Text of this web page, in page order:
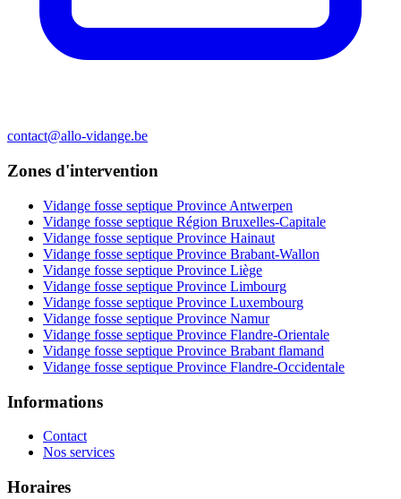
contact@allo-vidange.be
Zones d'intervention
Vidange fosse septique Province Antwerpen
Vidange fosse septique Région Bruxelles-Capitale
Vidange fosse septique Province Hainaut
Vidange fosse septique Province Brabant-Wallon
Vidange fosse septique Province Liège
Vidange fosse septique Province Limbourg
Vidange fosse septique Province Luxembourg
Vidange fosse septique Province Namur
Vidange fosse septique Province Flandre-Orientale
Vidange fosse septique Province Brabant flamand
Vidange fosse septique Province Flandre-Occidentale
Informations
Contact
Nos services
Horaires